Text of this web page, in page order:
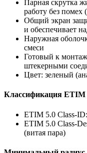
Парная скрутка
работу без помех
Общий экран
и обеспечивает
Наружная
смеси
Готовый к
штекерными
Цвет: зеленый
Классификация ETIM
ETIM 5.0 Class-
ETIM 5.0 Class-
(витая пара)